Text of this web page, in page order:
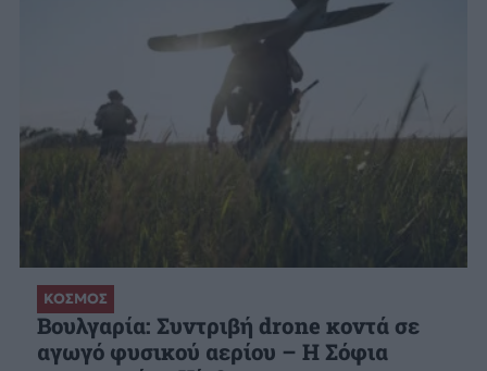
ΚΟΣΜΟΣ
Βουλγαρία: Συντριβή drone κοντά σε
αγωγό φυσικού αερίου – Η Σόφια